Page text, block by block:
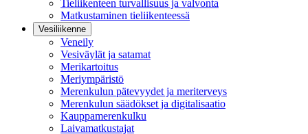
Tieliikenteen turvallisuus ja valvonta
Matkustaminen tieliikenteessä
Vesiliikenne
Veneily
Vesiväylät ja satamat
Merikartoitus
Meriympäristö
Merenkulun pätevyydet ja meriterveys
Merenkulun säädökset ja digitalisaatio
Kauppamerenkulku
Laivamatkustajat